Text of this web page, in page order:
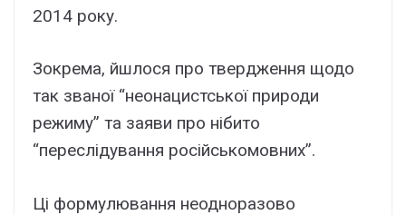
2014 року.
Зокрема, йшлося про твердження щодо
так званої “неонацистської природи
режиму” та заяви про нібито
“переслідування російськомовних”.
Ці формулювання неодноразово